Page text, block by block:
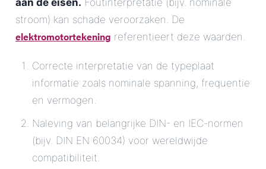
aan de eisen. Foutinterpretatie (bijv. nominale
stroom) kan schade veroorzaken. De
elektromotortekening referentieert deze waarden.
Correcte interpretatie van de typeplaat
informatie zoals nominale spanning, frequentie
en vermogen.
Naleving van belangrijke DIN- en IEC-normen
(bijv. DIN EN 60034) voor wereldwijde
compatibiliteit.